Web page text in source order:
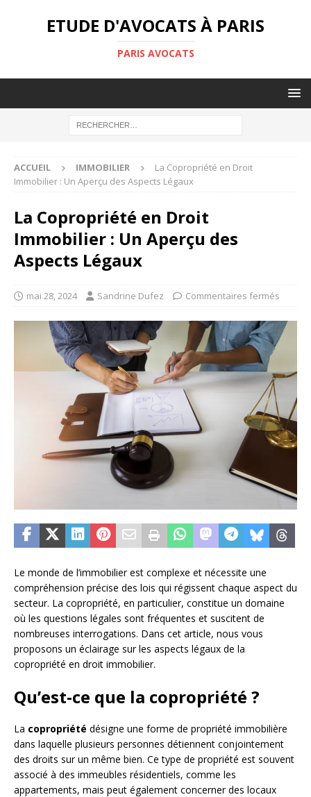
ETUDE D'AVOCATS À PARIS
PARIS AVOCATS
ACCUEIL IMMOBILIER
La Copropriété en Droit
Immobilier : Un Aperçu des Aspects Légaux
La Copropriété en Droit
Immobilier : Un Aperçu des
Aspects Légaux
mai 28, 2024 Sandrine Dufez Commentaires fermés
Le monde de l’immobilier est complexe et nécessite une
compréhension précise des lois qui régissent chaque aspect du
secteur. La copropriété, en particulier, constitue un domaine
où les questions légales sont fréquentes et suscitent de
nombreuses interrogations. Dans cet article, nous vous
proposons un éclairage sur les aspects légaux de la
copropriété en droit immobilier.
Qu’est-ce que la copropriété ?
La copropriété désigne une forme de propriété immobilière
dans laquelle plusieurs personnes détiennent conjointement
des droits sur un même bien. Ce type de propriété est souvent
associé à des immeubles résidentiels, comme les
appartements, mais peut également concerner des locaux